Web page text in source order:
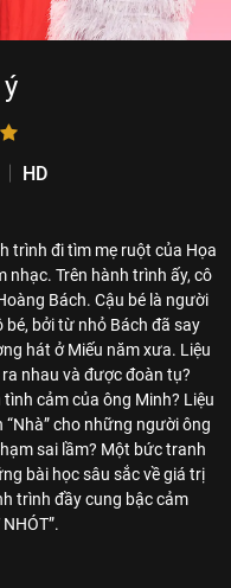
HD
trình đi tìm mẹ ruột của Họa
nhạc. Trên hành trình ấy, cô
Bách. Cậu bé là người
bởi từ nhỏ Bách đã say
hát ở Miếu năm xưa. Liệu
nhau và được đoàn tụ?
cảm của ông Minh? Liệu
cho những người ông
sai lầm? Một bức tranh
bài học sâu sắc về giá trị
trình đầy cung bậc cảm